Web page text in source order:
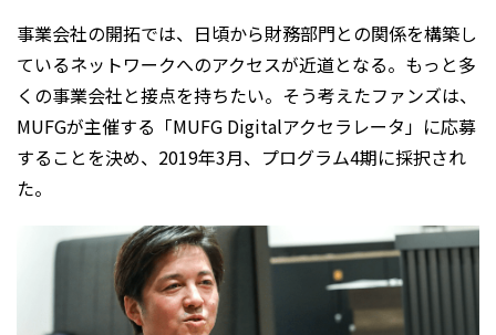
事業会社の開拓では、日頃から財務部門との関係を構築し
ているネットワークへのアクセスが近道となる。もっと多
くの事業会社と接点を持ちたい。そう考えたファンズは、
MUFGが主催する「MUFG Digitalアクセラレータ」に応募
することを決め、2019年3月、プログラム4期に採択され
た。